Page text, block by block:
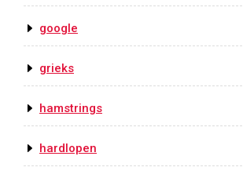
google
grieks
hamstrings
hardlopen